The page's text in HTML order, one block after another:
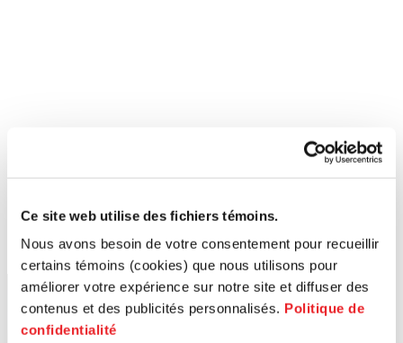
Ce site web utilise des fichiers témoins.
Nous avons besoin de votre consentement pour recueillir
certains témoins (cookies) que nous utilisons pour
améliorer votre expérience sur notre site et diffuser des
contenus et des publicités personnalisés. Politique de
confidentialité